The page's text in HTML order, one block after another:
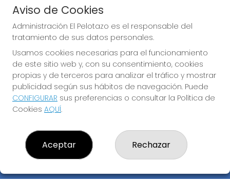
Compra en SELAE
Peñas
Boletos digitales
Acceso
CONTACTO
ADMINISTRACION DE LOTERIAS: 17-CADIZ - RECEPTOR
OFICIAL: 21300
956073495
info@administracionelpelotazo.es
Callejones Cardoso nº12
Cádiz, 11002
Aviso de Cookies
Administración El Pelotazo es el responsable del
tratamiento de sus datos personales.
Usamos cookies necesarias para el funcionamiento
de este sitio web y, con su consentimiento, cookies
propias y de terceros para analizar el tráfico y mostrar
publicidad según sus hábitos de navegación. Puede
CONFIGURAR sus preferencias o consultar la Política de
Cookies AQUÍ.
Aceptar Rechazar